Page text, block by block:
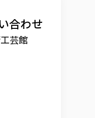
合わせ
芸館